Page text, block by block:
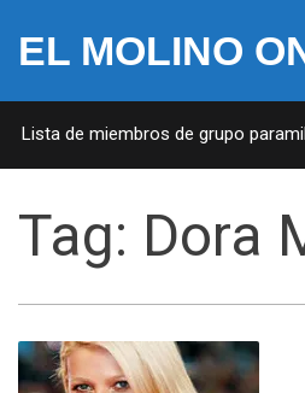
EL MOLINO
Lista de miembros de grupo
Tag: Dora